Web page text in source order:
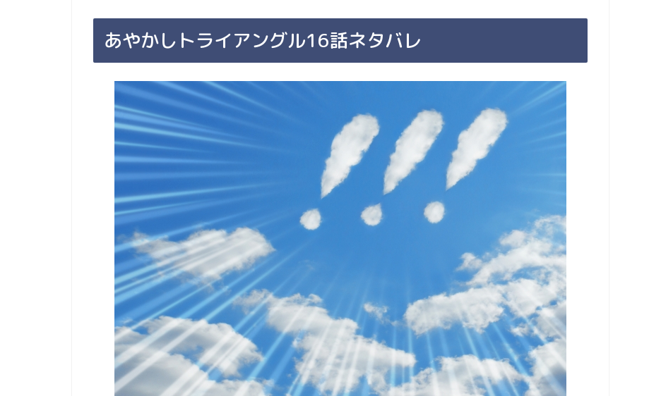
あやかしトライアングル16話ネタバレ